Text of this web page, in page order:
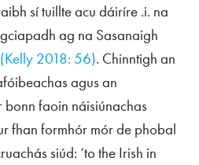
sí tuillte acu dáiríre .i. na
ag na Sasanaigh
(Kelly 2018: 56). Chinntigh an
agus an
bonn faoin náisiúnachas
fhan formhór mór de phobal
siúd: ‘to the Irish in